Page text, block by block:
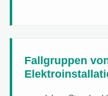
Fallgruppen